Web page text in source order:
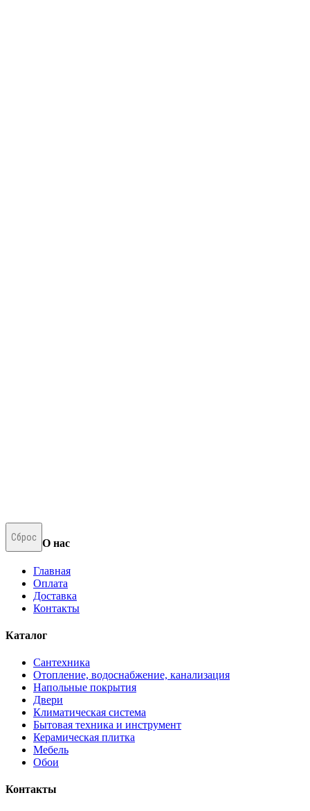
Сброс
О нас
Главная
Оплата
Доставка
Контакты
Каталог
Сантехника
Отопление, водоснабжение, канализация
Напольные покрытия
Двери
Климатическая система
Бытовая техника и инструмент
Керамическая плитка
Мебель
Обои
Контакты